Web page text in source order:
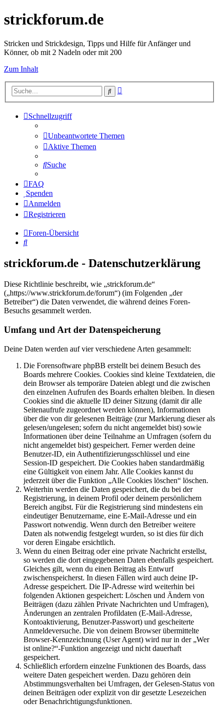
strickforum.de
Stricken und Strickdesign, Tipps und Hilfe für Anfänger und
Könner, ob mit 2 Nadeln oder mit 200
Zum Inhalt
Suche
Schnellzugriff
Unbeantwortete Themen
Aktive Themen
Suche
FAQ
Spenden
Anmelden
Registrieren
Foren-Übersicht
Suche
strickforum.de - Datenschutzerklärung
Diese Richtlinie beschreibt, wie „strickforum.de“
(„https://www.strickforum.de/forum“) (im Folgenden „der
Betreiber“) die Daten verwendet, die während deines Foren-
Besuchs gesammelt werden.
Umfang und Art der Datenspeicherung
Deine Daten werden auf vier verschiedene Arten gesammelt:
Die Forensoftware phpBB erstellt bei deinem Besuch des
Boards mehrere Cookies. Cookies sind kleine Textdateien, die
dein Browser als temporäre Dateien ablegt und die zwischen
den einzelnen Aufrufen des Boards erhalten bleiben. In diesen
Cookies sind die aktuelle ID deiner Sitzung (damit dir alle
Seitenaufrufe zugeordnet werden können), Informationen
über die von dir gelesenen Beiträge (zur Markierung dieser als
gelesen/ungelesen; sofern du nicht angemeldet bist) sowie
Informationen über deine Teilnahme an Umfragen (sofern du
nicht angemeldet bist) gespeichert. Ferner werden deine
Benutzer-ID, ein Authentifizierungsschlüssel und eine
Session-ID gespeichert. Die Cookies haben standardmäßig
eine Gültigkeit von einem Jahr. Alle Cookies kannst du
jederzeit über die Funktion „Alle Cookies löschen“ löschen.
Weiterhin werden die Daten gespeichert, die du bei der
Registrierung, in deinem Profil oder deinem persönlichem
Bereich angibst. Für die Registrierung sind mindestens ein
eindeutiger Benutzername, eine E-Mail-Adresse und ein
Passwort notwendig. Wenn durch den Betreiber weitere
Daten als notwendig festgelegt wurden, so ist dies für dich
vor deren Eingabe ersichtlich.
Wenn du einen Beitrag oder eine private Nachricht erstellst,
so werden die dort eingegebenen Daten ebenfalls gespeichert.
Gleiches gilt, wenn du einen Beitrag als Entwurf
zwischenspeicherst. In diesen Fällen wird auch deine IP-
Adresse gespeichert. Die IP-Adresse wird weiterhin bei
folgenden Aktionen gespeichert: Löschen und Ändern von
Beiträgen (dazu zählen Private Nachrichten und Umfragen),
Änderungen an zentralen Profildaten (E-Mail-Adresse,
Kontoaktivierung, Benutzer-Passwort) und gescheiterte
Anmeldeversuche. Die von deinem Browser übermittelte
Browser-Kennzeichnung (User Agent) wird nur in der „Wer
ist online?“-Funktion angezeigt und nicht dauerhaft
gespeichert.
Schließlich erfordern einzelne Funktionen des Boards, dass
weitere Daten gespeichert werden. Dazu gehören dein
Abstimmungsverhalten bei Umfragen, der Gelesen-Status von
deinen Beiträgen oder explizit von dir gesetzte Lesezeichen
oder Benachrichtigungsfunktionen.